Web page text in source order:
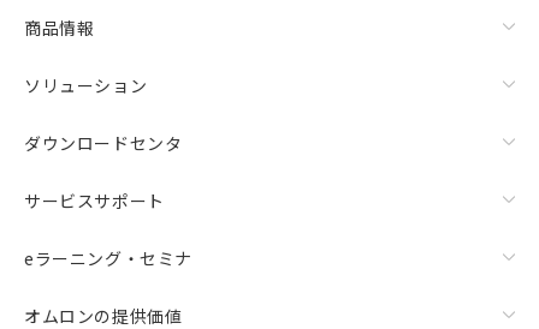
商品情報
ソリューション
ダウンロードセンタ
サービスサポート
eラーニング・セミナ
オムロンの提供価値